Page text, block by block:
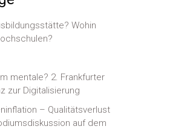
Wohin
mentale? 2. Frankfurter
zur Digitalisierung
– Qualitätsverlust
auf dem